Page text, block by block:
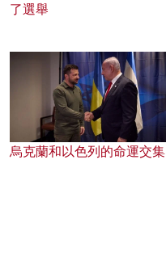
了選舉
烏克蘭和以色列的命運交集